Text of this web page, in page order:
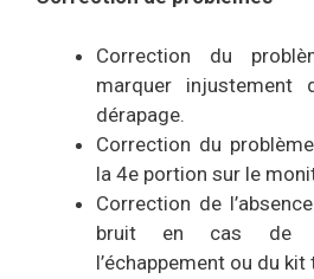
Correction du
marquer
dérapage.
Correction du
la 4e portion sur le
Correction de
bruit en cas de
l’échappement ou du kit